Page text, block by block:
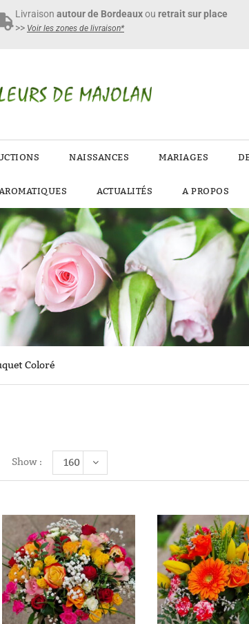
Livraison autour de Bordeauxou retrait sur place
>> Voir les zones de livraison*
NAISSANCES MARIAGES
ACTUALITÉS A PROPOS
Coloré
Show : 160